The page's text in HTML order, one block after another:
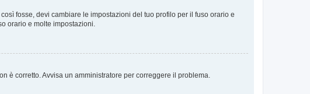
fosse, devi cambiare le impostazioni del tuo profilo per il fuso orario e
orario e molte impostazioni.
è corretto. Avvisa un amministratore per correggere il problema.